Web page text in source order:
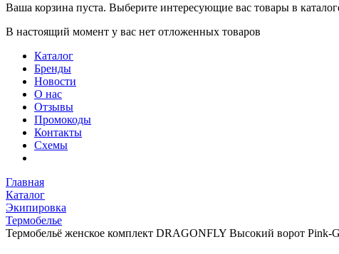
Ваша корзина пуста. Выберите интересующие вас товары в
В настоящий момент у вас нет отложенных товаров
Каталог
Бренды
Новости
О нас
Отзывы
Промокоды
Контакты
Схемы
Главная
Каталог
Экипировка
Термобелье
Термобельё женское комплект DRAGONFLY Высокий ворот Pink-